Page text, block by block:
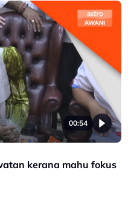
00:54
kerana mahu fokus